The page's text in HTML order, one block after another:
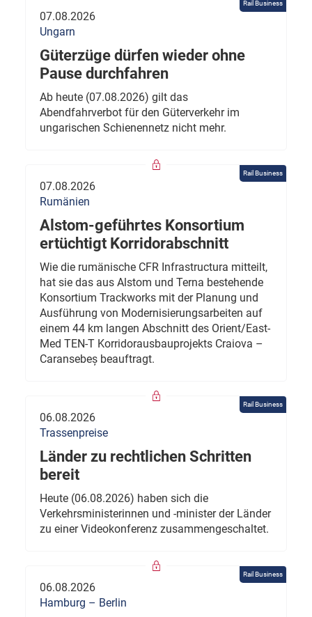
Rail Business
07.08.2026
Ungarn
Güterzüge dürfen wieder ohne
Pause durchfahren
Ab heute (07.08.2026) gilt das
Abendfahrverbot für den Güterverkehr im
ungarischen Schienennetz nicht mehr.
Rail Business
07.08.2026
Rumänien
Alstom-geführtes Konsortium
ertüchtigt Korridorabschnitt
Wie die rumänische CFR Infrastructura mitteilt,
hat sie das aus Alstom und Terna bestehende
Konsortium Trackworks mit der Planung und
Ausführung von Modernisierungsarbeiten auf
einem 44 km langen Abschnitt des Orient/East-
Med TEN-T Korridorausbauprojekts Craiova –
Caransebeș beauftragt.
Rail Business
06.08.2026
Trassenpreise
Länder zu rechtlichen Schritten
bereit
Heute (06.08.2026) haben sich die
Verkehrsministerinnen und -minister der Länder
zu einer Videokonferenz zusammengeschaltet.
Rail Business
06.08.2026
Hamburg – Berlin